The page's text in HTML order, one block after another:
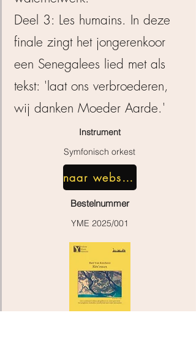
Deel 3: Les humains. In deze
finale zingt het jongerenkoor
een Senegalees lied met als
tekst: 'laat ons verbroederen,
wij danken Moeder Aarde.'
Instrument
Symfonisch orkest
naar webshop
Bestelnummer
YME 2025/001